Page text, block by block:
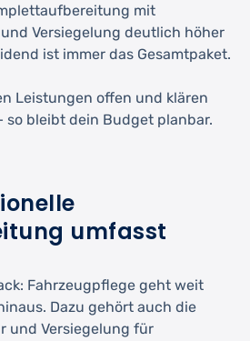
mit
Versiegelung deutlich höher
ist immer das Gesamtpaket.
Leistungen offen und klären
so bleibt dein Budget planbar.
umfasst
Fahrzeugpflege geht weit
Dazu gehört auch die
und Versiegelung für